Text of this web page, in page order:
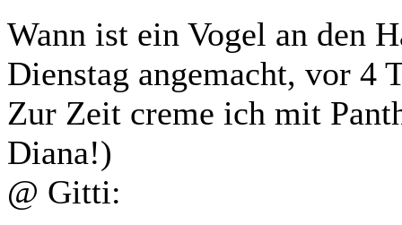
Wann ist ein Vogel an den
Dienstag angemacht, vor 4
Zur Zeit creme ich mit
Diana!)
@ Gitti: